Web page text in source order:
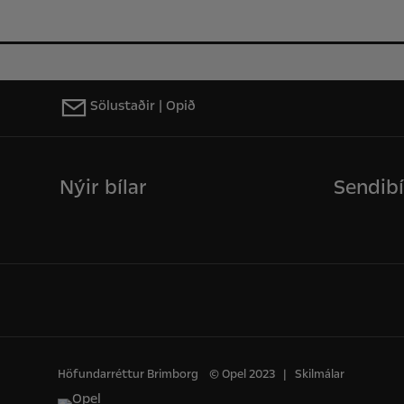
Sölustaðir | Opið
Nýir bílar
Höfundarréttur Brimborg © Opel 2023 Skilmálar